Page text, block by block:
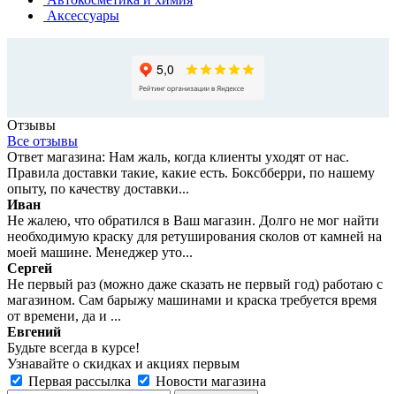
Аксессуары
Отзывы
Все отзывы
Ответ магазина: Нам жаль, когда клиенты уходят от нас.
Правила доставки такие, какие есть. Боксбберри, по нашему
опыту, по качеству доставки...
Иван
Не жалею, что обратился в Ваш магазин. Долго не мог найти
необходимую краску для ретуширования сколов от камней на
моей машине. Менеджер уто...
Сергей
Не первый раз (можно даже сказать не первый год) работаю с
магазином. Сам барыжу машинами и краска требуется время
от времени, да и ...
Евгений
Будьте всегда в курсе!
Узнавайте о скидках и акциях первым
Первая рассылка
Новости магазина